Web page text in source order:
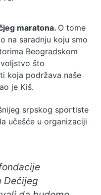
maratona. O tome
na saradnju koju smo
Beogradskom
što
koja podržava naše
je Kiš.
srpskog sportiste
učešće u organizaciji
Dečijeg